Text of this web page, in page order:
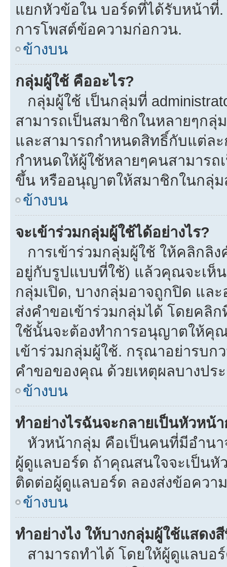
แยกหัวข้อใน บอร์ดที่ได้รับหน้าที่.
การโพสต์ข้อความก่อกวน.
ข้างบน
กลุ่มผู้ใช้ คืออะไร?
กลุ่มผู้ใช้ เป็นกลุ่มที่
สามารถเป็นสมาชิกในหลายๆก
และสามารถกำหนดสิทธิ์กับแต่ละ
กำหนดให้ผู้ใช้หลายๆคนสามารถ
ขึ้น หรืออนุญาตให้สมาชิกในกลุ่ม
ข้างบน
จะเข้าร่วมกลุ่มผู้ใช้ได้อย่างไร?
การเข้าร่วมกลุ่มผู้ใช้ ให้คลิกลิ
อยู่กับรูปแบบที่ใช้) แล้วคุณจะเห็
กลุ่มเปิด, บางกลุ่มอาจถูกปิด แล
ส่งคำขอเข้าร่วมกลุ่มได้ โดยคลิ
ใช้นั้นจะต้องทำการอนุญาตให้คุณ
เข้าร่วมกลุ่มผู้ใช้. กรุณาอย่ารบก
คำขอของคุณ ด้วยเหตุผลบางปร
ข้างบน
ทำอย่างไรฉันจะกลายเป็นหัวหน้
หัวหน้ากลุ่ม คือเป็นคนที่มีอำนา
ผู้ดูแลบอร์ด ถ้าคุณสนใจจะเป็น
ติดต่อผู้ดูแลบอร์ด ลองส่งข้อควา
ข้างบน
ทำอย่างไง ให้บางกลุ่มผู้ใช้แสดง
สามารถทำได้ โดยให้ผู้ดูแลบอ